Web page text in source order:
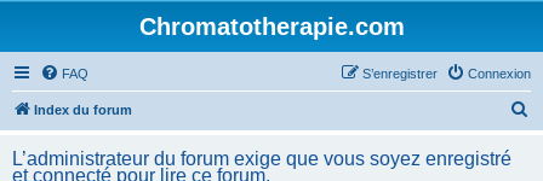
Chromatotherapie.com
FAQ Connexion
S’enregistrer
Index du forum
L’administrateur du forum exige que vous soyez enregistré
et connecté pour lire ce forum.